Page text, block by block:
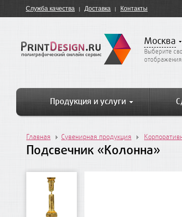
Служба качества Доставка Контакты
Москва
Выберите
отображения
Продукция и услуги
Главная Сувенирная продукция
Подсвечник «Колонна»